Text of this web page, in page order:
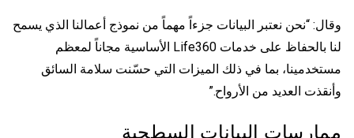
وقال: “نحن نعتبر البيانات جزءاً مهماً من نموذج أعمالنا الذي يسمح
لنا بالحفاظ على خدمات Life360 الأساسية مجاناً لمعظم
مستخدمينا، بما في ذلك الميزات التي حسّنت سلامة السائق
وأنقذت العديد من الأرواح.”
ممارسات البيانات السطحية